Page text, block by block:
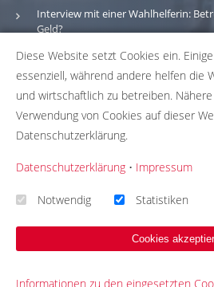
Interview mit einer Wahlhelferin:
Geld?
Bitte beachte: Wir versuchen alle
zu den Wahlbüros in unserer
möglich zu halten. Solltest du
Datenbank gefunden
Fehlerbehebung indem du uns die
unserKorrekturformular
keinerlei Gewähr für die
Vollständigkeit unserer
© 2026 - Template Presentation
Diese Website setzt Cookies ein.
essenziell, während andere helfen die
und wirtschaftlich zu betreiben.
Verwendung von Cookies auf dieser
Datenschutzerklärung.
Datenschutzerklärung • Impressum
Notwendig Statistiken
Cookies
Informationen zu den eingesetzten